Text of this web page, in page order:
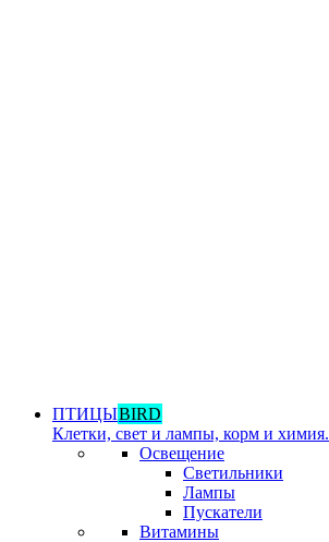
ПТИЦЫBIRD
Клетки, свет и лампы, корм и химия.
Освещение
Светильники
Лампы
Пускатели
Витамины